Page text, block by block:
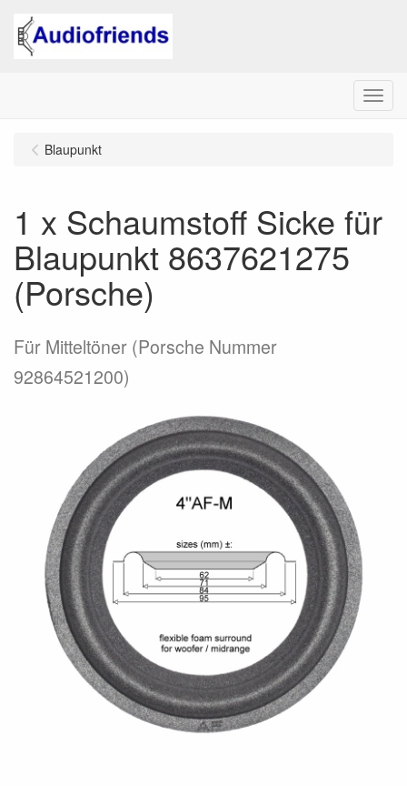
Menu
Blaupunkt
1 x Schaumstoff Sicke für
Blaupunkt 8637621275
(Porsche)
Für Mitteltöner (Porsche Nummer
92864521200)